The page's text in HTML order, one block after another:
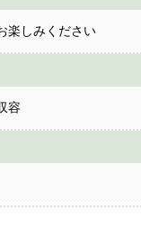
楽しみください
容